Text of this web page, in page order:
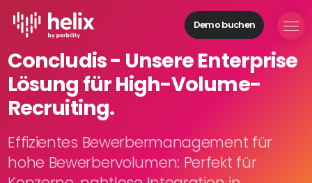
Demo buchen
Helix Module
Organisationen
aufbauen
gewinnen
Mitarbeitende
Concludis - Unsere Enterprise
Lösung für High-Volume-
Recruiting.
Effizientes Bewerbermanagement für
hohe Bewerbervolumen: Perfekt für